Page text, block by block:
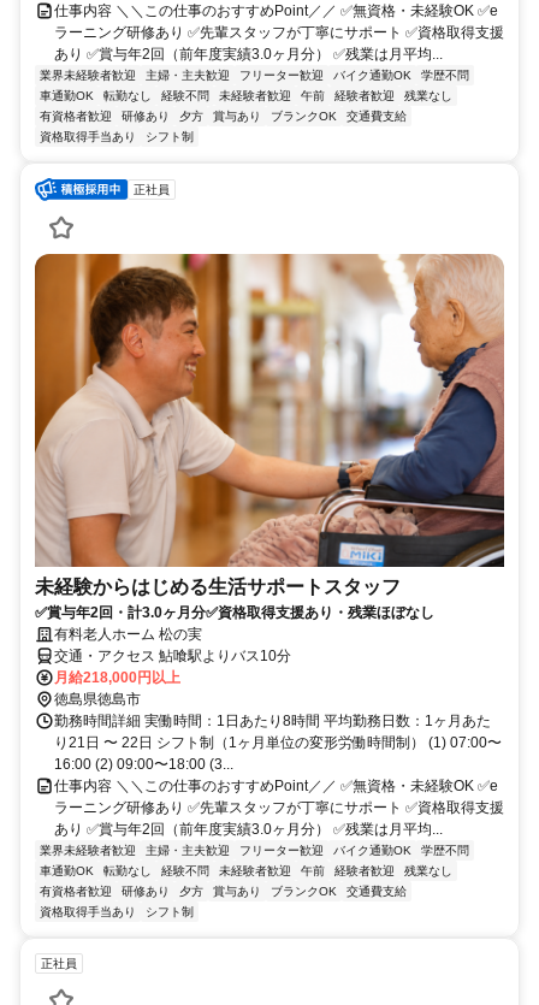
仕事内容 ＼＼この仕事のおすすめPoint／／ ✅無資格・未経験OK ✅e
ラーニング研修あり ✅先輩スタッフが丁寧にサポート ✅資格取得支援
あり ✅賞与年2回（前年度実績3.0ヶ月分） ✅残業は月平均...
業界未経験者歓迎 主婦・主夫歓迎 フリーター歓迎 バイク通勤OK
学歴不問
車通勤OK
転勤なし 経験不問 未経験者歓迎 午前 経験者歓迎
残業なし
有資格者歓迎
研修あり 夕方 賞与あり ブランクOK
交通費支給
資格取得手当あり
シフト制
正社員
未経験からはじめる生活サポートスタッフ
✅賞与年2回・計3.0ヶ月分✅資格取得支援あり・残業ほぼなし
有料老人ホーム 松の実
交通・アクセス 鮎喰駅よりバス10分
月給218,000円以上
徳島県徳島市
勤務時間詳細 実働時間：1日あたり8時間 平均勤務日数：1ヶ月あた
り21日 〜 22日 シフト制（1ヶ月単位の変形労働時間制） (1) 07:00〜
16:00 (2) 09:00〜18:00 (3...
仕事内容 ＼＼この仕事のおすすめPoint／／ ✅無資格・未経験OK ✅e
ラーニング研修あり ✅先輩スタッフが丁寧にサポート ✅資格取得支援
あり ✅賞与年2回（前年度実績3.0ヶ月分） ✅残業は月平均...
業界未経験者歓迎 主婦・主夫歓迎 フリーター歓迎 バイク通勤OK
学歴不問
車通勤OK
転勤なし 経験不問 未経験者歓迎 午前 経験者歓迎
残業なし
有資格者歓迎
研修あり 夕方 賞与あり ブランクOK
交通費支給
資格取得手当あり
シフト制
正社員